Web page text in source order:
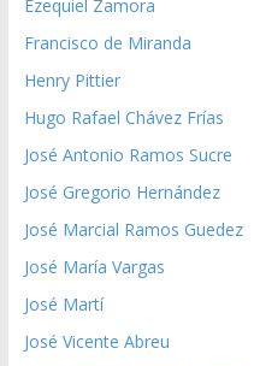
Ezequiel Zamora
Francisco de Miranda
Henry Pittier
Hugo Rafael Chávez Frías
José Antonio Ramos Sucre
José Gregorio Hernández
José Marcial Ramos Guedez
José María Vargas
José Martí
José Vicente Abreu